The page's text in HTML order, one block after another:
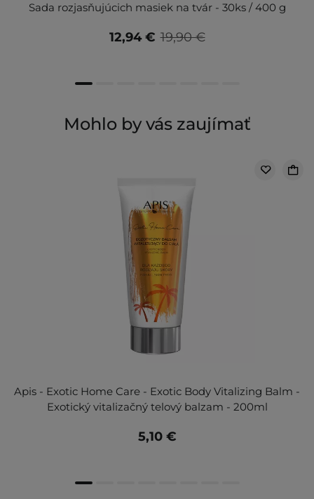
Sada rozjasňujúcich masiek na tvár - 30ks / 400 g
19,90 €
12,94 €
Mohlo by vás zaujímať
Apis - Exotic Home Care - Exotic Body Vitalizing Balm -
Exotický vitalizačný telový balzam - 200ml
5,10 €